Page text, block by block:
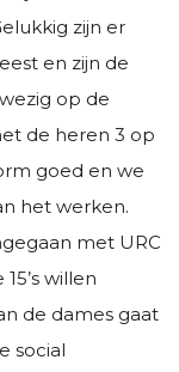
zijn er
en zijn de
op de
de heren 3 op
goed en we
het werken.
met URC
willen
de dames gaat
social